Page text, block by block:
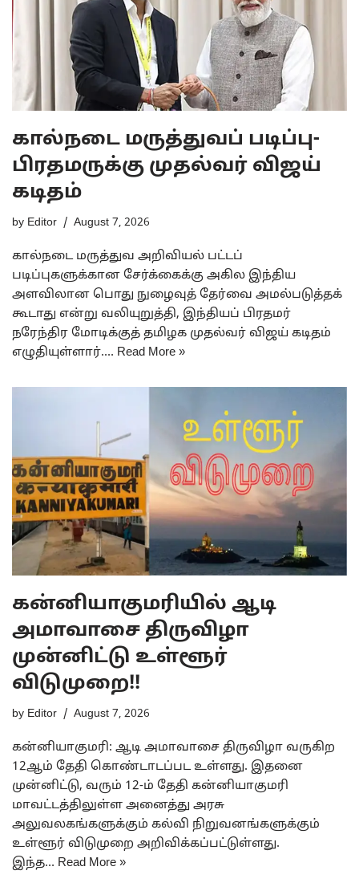
கால்நடை மருத்துவப் படிப்பு-
பிரதமருக்கு முதல்வர் விஜய்
கடிதம்
by Editor August 7, 2026
கால்நடை மருத்துவ அறிவியல் பட்டப்
படிப்புகளுக்கான சேர்க்கைக்கு அகில இந்திய
அளவிலான பொது நுழைவுத் தேர்வை அமல்படுத்தக்
கூடாது என்று வலியுறுத்தி, இந்தியப் பிரதமர்
நரேந்திர மோடிக்குத் தமிழக முதல்வர் விஜய் கடிதம்
எழுதியுள்ளார்.… Read More »
கன்னியாகுமரியில் ஆடி
அமாவாசை திருவிழா
முன்னிட்டு உள்ளூர்
விடுமுறை!!
by Editor August 7, 2026
கன்னியாகுமரி: ஆடி அமாவாசை திருவிழா வருகிற
12ஆம் தேதி கொண்டாடப்பட உள்ளது. இதனை
முன்னிட்டு, வரும் 12-ம் தேதி கன்னியாகுமரி
மாவட்டத்திலுள்ள அனைத்து அரசு
அலுவலகங்களுக்கும் கல்வி நிறுவனங்களுக்கும்
உள்ளூர் விடுமுறை அறிவிக்கப்பட்டுள்ளது.
இந்த… Read More »